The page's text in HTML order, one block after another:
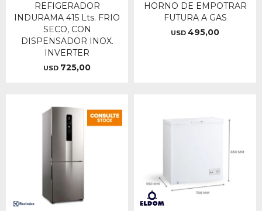
REFIGERADOR
INDURAMA 415 Lts. FRIO
SECO, CON
DISPENSADOR INOX.
INVERTER
USD 725,00
HORNO DE EMPOTRAR
FUTURA A GAS
USD 495,00